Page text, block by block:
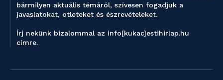
bármilyen aktuális témáról, szívesen fogadjuk a
javaslatokat, ötleteket és észrevételeket.
Írj nekünk bizalommal az info[kukac]estihirlap.hu
címre.